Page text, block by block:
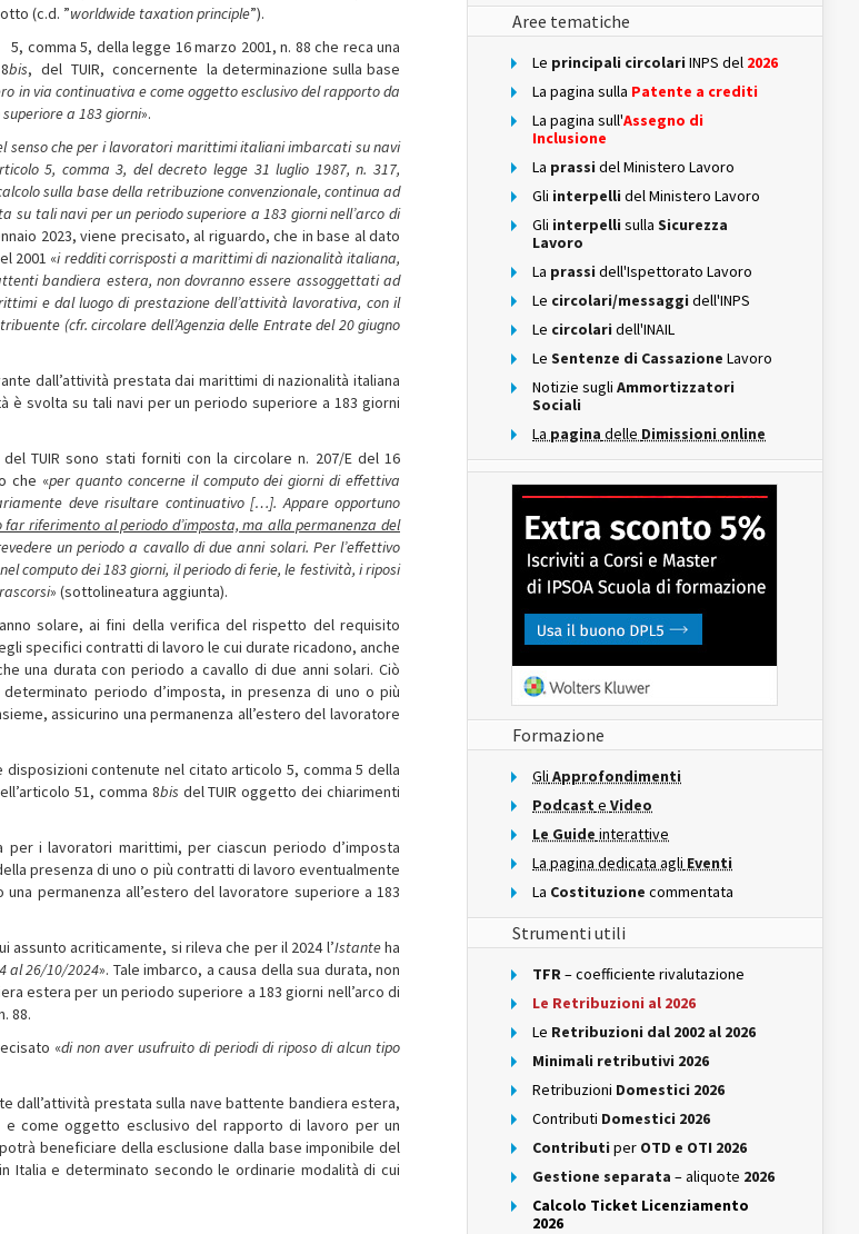
(c.d. ”worldwide taxation principle”).
comma 5, della legge 16 marzo 2001, n. 88 che reca una
bis, del TUIR, concernente la determinazione sulla base
in via continuativa e come oggetto esclusivo del rapporto da
a 183 giorni».
senso che per i lavoratori marittimi italiani imbarcati su navi
5, comma 3, del decreto legge 31 luglio 1987, n. 317,
sulla base della retribuzione convenzionale, continua ad
tali navi per un periodo superiore a 183 giorni nell’arco di
2023, viene precisato, al riguardo, che in base al dato
2001 «i redditi corrisposti a marittimi di nazionalità italiana,
bandiera estera, non dovranno essere assoggettati ad
e dal luogo di prestazione dell’attività lavorativa, con il
(cfr. circolare dell’Agenzia delle Entrate del 20 giugno
dall’attività prestata dai marittimi di nazionalità italiana
svolta su tali navi per un periodo superiore a 183 giorni
del TUIR sono stati forniti con la circolare n. 207/E del 16
che «per quanto concerne il computo deigiorni di effettiva
deve risultare continuativo […]. Appare opportuno
far riferimento al periodo d’imposta, ma alla permanenza del
un periodo a cavallo di due anni solari. Per l’effettivo
computo dei 183 giorni, il periodo di ferie, le festività, i riposi
» (sottolineatura aggiunta).
solare, ai fini della verifica del rispetto del requisito
specifici contratti di lavoro le cui durate ricadono, anche
una durata con periodo a cavallo di due anni solari. Ciò
periodo d’imposta, in presenza di uno o più
assicurino una permanenza all’estero del lavoratore
contenute nel citato articolo 5, comma 5 della
51, comma 8­bis del TUIR oggetto dei chiarimenti
i lavoratori marittimi, per ciascun periodo d’imposta
presenza di uno o più contratti di lavoro eventualmente
permanenza all’estero del lavoratore superiore a 183
acriticamente, si rileva che per il 2024 l’Istanteha
al 26/10/2024». Tale imbarco, a causa della sua durata, non
estera per un periodo superiore a 183 giorni nell’arco di
88.
«di non aver usufruito di periodi di riposo di alcun tipo
dall’attività prestata sulla nave battente bandiera estera,
come oggetto esclusivo del rapporto di lavoro per un
beneficiare della esclusione dalla base imponibile del
e determinato secondo le ordinarie modalità di cui
Aree tematiche
Le principali circolari INPS del 2026
La pagina sulla Patente a crediti
La pagina sull'Assegno di
Inclusione
La prassi del Ministero Lavoro
Gli interpelli del Ministero Lavoro
Gli interpelli sulla Sicurezza
Lavoro
La prassi dell'Ispettorato Lavoro
Le circolari/messaggi dell'INPS
Le circolari dell'INAIL
Le Sentenze di Cassazione Lavoro
Notizie sugli Ammortizzatori
Sociali
La pagina delle Dimissioni online
Formazione
Gli Approfondimenti
Podcast e Video
Le Guide interattive
La pagina dedicata agli Eventi
La Costituzione commentata
Strumenti utili
TFR– coefficiente rivalutazione
Le Retribuzioni al 2026
Le Retribuzioni dal 2002 al 2026
Minimali retributivi 2026
Retribuzioni Domestici 2026
Contributi Domestici 2026
Contributi per OTD e OTI 2026
Gestione separata – aliquote 2026
Calcolo Ticket Licenziamento
2026